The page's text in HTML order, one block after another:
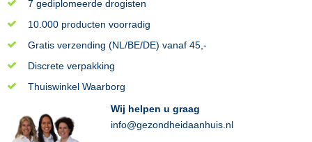
7 gediplomeerde drogisten
10.000 producten voorradig
Gratis verzending (NL/BE/DE) vanaf 45,-
Discrete verpakking
Thuiswinkel Waarborg
Wij helpen u graag
info@gezondheidaanhuis.nl